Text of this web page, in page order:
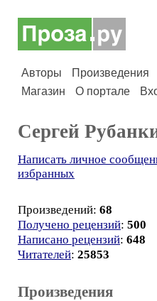
Авторы Произведения
Магазин
О портале
Сергей
Написать личное
избранных
Произведений: 68
Получено рецензий: 500
Написано рецензий: 648
Читателей: 25853
Произведения